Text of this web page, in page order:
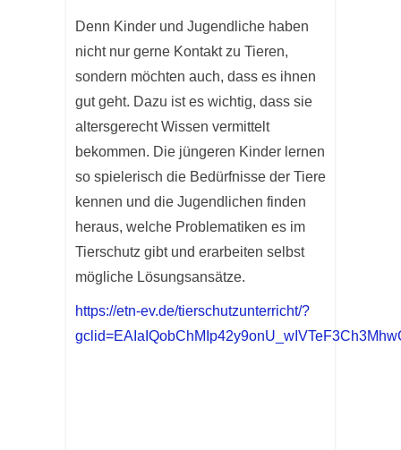
Denn Kinder und Jugendliche haben
nicht nur gerne Kontakt zu Tieren,
sondern möchten auch, dass es ihnen
gut geht. Dazu ist es wichtig, dass sie
altersgerecht Wissen vermittelt
bekommen. Die jüngeren Kinder lernen
so spielerisch die Bedürfnisse der Tiere
kennen und die Jugendlichen finden
heraus, welche Problematiken es im
Tierschutz gibt und erarbeiten selbst
mögliche Lösungsansätze.
https://etn-ev.de/tierschutzunterricht/?